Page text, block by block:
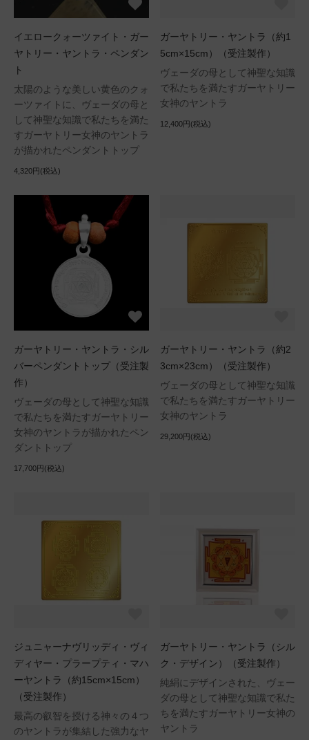
イエロークォーツァイト・ガー
ヤトリー・ヤントラ・ペンダン
ト
太陽のような美しい黄色のクォ
ーツァイトに、ヴェーダの母と
して神聖な知識で私たちを満た
すガーヤトリー女神のヤントラ
が描かれたペンダントトップ
4,320円(税込)
ガーヤトリー・ヤントラ（約1
5cm×15cm）（受注製作）
ヴェーダの母として神聖な知識
で私たちを満たすガーヤトリー
女神のヤントラ
12,400円(税込)
ガーヤトリー・ヤントラ・シル
バーペンダントトップ（受注製
作）
ヴェーダの母として神聖な知識
で私たちを満たすガーヤトリー
女神のヤントラが描かれたペン
ダントトップ
17,700円(税込)
ガーヤトリー・ヤントラ（約2
3cm×23cm）（受注製作）
ヴェーダの母として神聖な知識
で私たちを満たすガーヤトリー
女神のヤントラ
29,200円(税込)
ジュニャーナヴリッディ・ヴィ
ディヤー・プラープティ・マハ
ーヤントラ（約15cm×15cm）
（受注製作）
最高の叡智を授ける神々の４つ
のヤントラが集結した強力なヤ
ガーヤトリー・ヤントラ（シル
ク・デザイン）（受注製作）
純絹にデザインされた、ヴェー
ダの母として神聖な知識で私た
ちを満たすガーヤトリー女神の
ヤントラ